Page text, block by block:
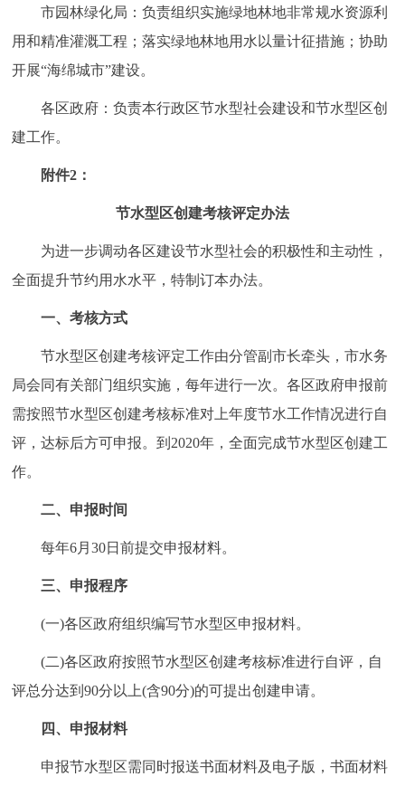
市园林绿化局：负责组织实施绿地林地非常规水资源利
用和精准灌溉工程；落实绿地林地用水以量计征措施；协助
开展“海绵城市”建设。
各区政府：负责本行政区节水型社会建设和节水型区创
建工作。
附件2：
节水型区创建考核评定办法
为进一步调动各区建设节水型社会的积极性和主动性，
全面提升节约用水水平，特制订本办法。
一、考核方式
节水型区创建考核评定工作由分管副市长牵头，市水务
局会同有关部门组织实施，每年进行一次。各区政府申报前
需按照节水型区创建考核标准对上年度节水工作情况进行自
评，达标后方可申报。到2020年，全面完成节水型区创建工
作。
二、申报时间
每年6月30日前提交申报材料。
三、申报程序
(一)各区政府组织编写节水型区申报材料。
(二)各区政府按照节水型区创建考核标准进行自评，自
评总分达到90分以上(含90分)的可提出创建申请。
四、申报材料
申报节水型区需同时报送书面材料及电子版，书面材料